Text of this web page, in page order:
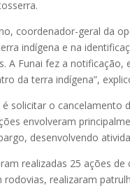
coordenador-geral da
indígena e na
A Funai fez a
da terra indígena”,
solicitar o cancelamento
envolveram
desenvolvendo
realizadas 25 ações
rodovias, realizaram